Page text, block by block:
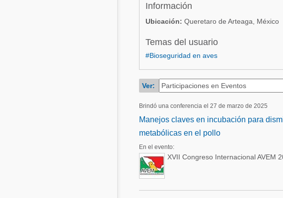
Porcicultura
Acuacultura
Micotoxinas
Avicultura
Lechería
Balanceados - Piensos
Comunidades en portugués
Avicultura
Porcicultura
Ganadería
Lechería
Información
Ubicación: Queretaro de Arteaga, México
Temas del usuario
#Bioseguridad en aves
Ver:
Brindó una conferencia el 27 de marzo de 2025
Manejos claves en incubación para
metabólicas en el pollo
En el evento:
XVII Congreso Internacional AVEM